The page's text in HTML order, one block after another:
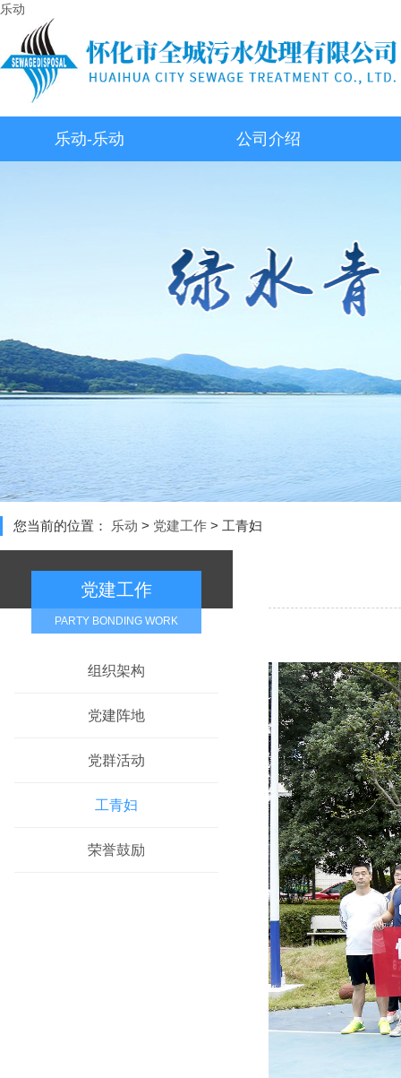
乐动
乐动-乐动 公司介绍
您当前的位置： 乐动 > 党建工作 > 工青妇
党建工作
PARTY BONDING WORK
组织架构
党建阵地
党群活动
工青妇
荣誉鼓励